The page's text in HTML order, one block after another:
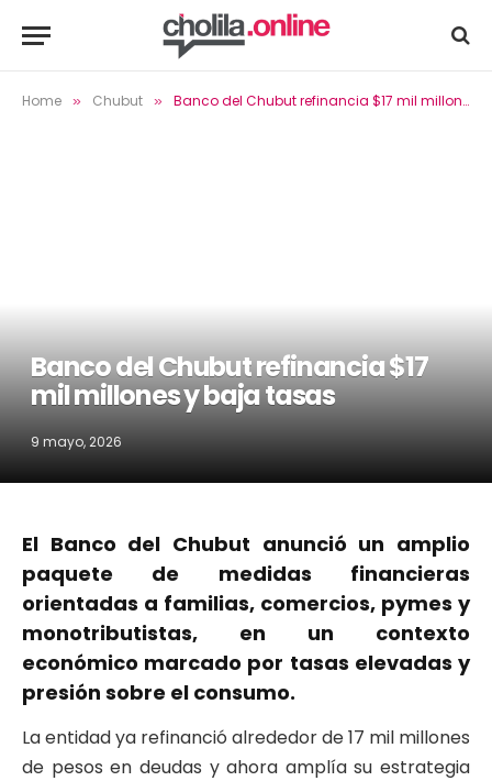
Home » Chubut » Banco del Chubut refinancia $17 mil millones y baja tasas
Banco del Chubut refinancia $17
mil millones y baja tasas
9 mayo, 2026
El Banco del Chubut anunció un amplio
paquete de medidas financieras
orientadas a familias, comercios, pymes y
monotributistas, en un contexto
económico marcado por tasas elevadas y
presión sobre el consumo.
La entidad ya refinanció alrededor de 17 mil millones
de pesos en deudas y ahora amplía su estrategia